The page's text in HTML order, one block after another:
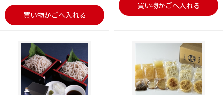
買い物かごへ入れる
買い物かごへ入れる